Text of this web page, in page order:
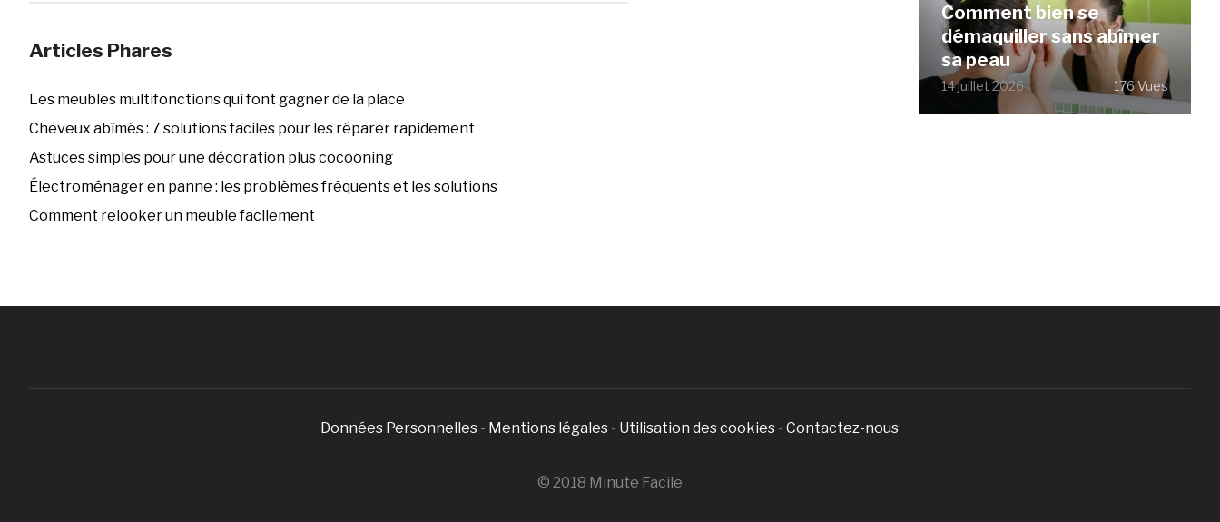
Articles Phares
Les meubles multifonctions qui font gagner de la place
Cheveux abîmés : 7 solutions faciles pour les réparer rapidement
Astuces simples pour une décoration plus cocooning
Électroménager en panne : les problèmes fréquents et les solutions
Comment relooker un meuble facilement
Comment bien se
démaquiller sans abîmer
sa peau
14 juillet 2026 176 Vues
Données Personnelles - Mentions légales - Utilisation des cookies -Contactez-nous
© 2018 Minute Facile